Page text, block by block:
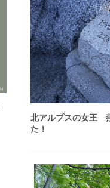
北アルプスの女王
た！